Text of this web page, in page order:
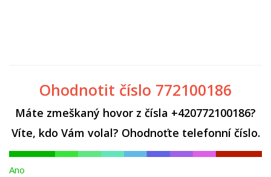
Ohodnotit číslo 772100186
Máte zmeškaný hovor z čísla +420772100186?
Víte, kdo Vám volal? Ohodnoťte telefonní číslo.
Ano